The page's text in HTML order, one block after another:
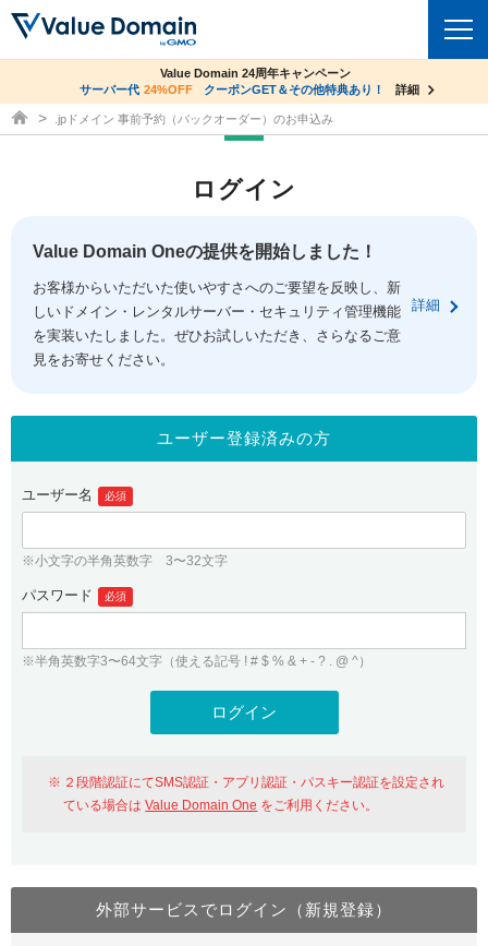
ドメイントップ
ドメイン移管
ドメイン価格一覧
ドメイン一括検索
.jpドメインオークション
gTLDオークション NEW!
.jpドメインバックオーダー
プレミアムドメイン
人気ドメインの種類
WHOIS検索
コアサーバー
バリューサーバー
XREA
セキュリティトップ
Value Domain ネットde診断
SSL証明書
サービストップ
お得意様割引
紹介制度
バリュードメインAPI
ドメイン・ホスティングOEM
facebook
ログイン
従来のバリュードメインをご利用希望の方
Value Domainにログイン
おすすめ One レンタルサーバーを含む最新の機能を使う方
Value Domain Oneにログイン
ユーザー登録
co.jpドメイン✕コアサーバーV2ビジネス応援キャンペーン
サーバー料金1年間無料
詳細
Value Domain 24周年キャンペーン
サーバー代 24%OFF クーポンGET＆その他特典あり！ 詳細
ドメイン取得ならバリュードメイン
.jpドメイン 事前予約（バックオーダー）のお申込み
ログイン
Value Domain Oneの提供を開始しました！
お客様からいただいた使いやすさへのご要望を反映し、新
しいドメイン・レンタルサーバー・セキュリティ管理機能
を実装いたしました。ぜひお試しいただき、さらなるご意
見をお寄せください。
詳細
ユーザー登録済みの方
ユーザー名 必須
※小文字の半角英数字 3〜32文字
パスワード 必須
※半角英数字3〜64文字（使える記号 ! # $ % & + - ? . @ ^）
２段階認証にてSMS認証・アプリ認証・パスキー認証を設定され
ている場合はValue Domain One をご利用ください。
外部サービスでログイン（新規登録）